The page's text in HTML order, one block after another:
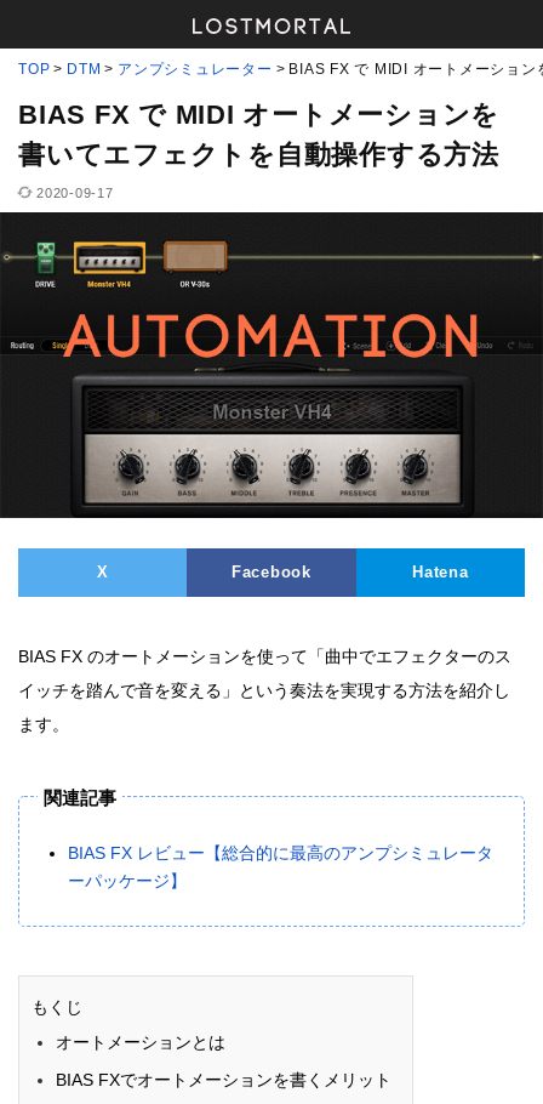
TOP DTM アンプシミュレーター BIAS FX で MIDI オートメーショ
BIAS FX で MIDI オートメーションを
書いてエフェクトを自動操作する方法
2020-09-17
X Facebook Hatena
BIAS FX のオートメーションを使って「曲中でエフェクターのス
イッチを踏んで音を変える」という奏法を実現する方法を紹介し
ます。
関連記事
BIAS FX レビュー【総合的に最高のアンプシミュレータ
ーパッケージ】
もくじ
オートメーションとは
BIAS FXでオートメーションを書くメリット